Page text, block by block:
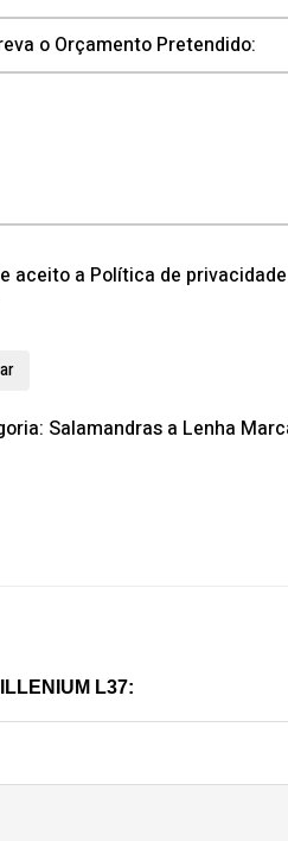
o Orçamento Pretendido:
aceito a Política de
Salamandras a Lenha
L37: